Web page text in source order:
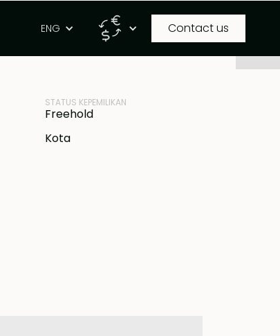
ENG Contact us
ID PROPERTI
STATUS KEPEMILIKAN
Freehold
Kota